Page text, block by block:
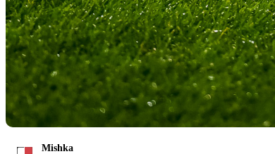
Mishka